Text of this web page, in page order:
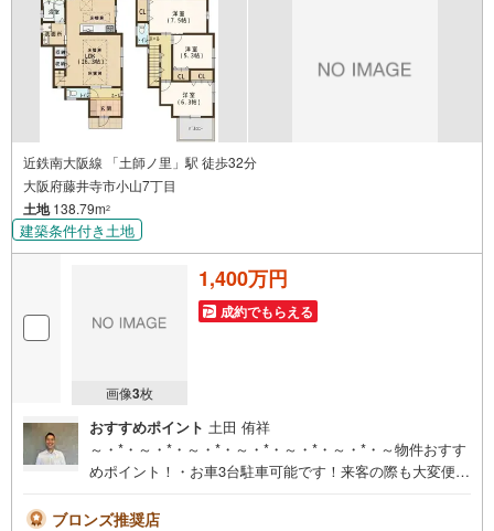
近鉄南大阪線 「土師ノ里」駅 徒歩32分
大阪府藤井寺市小山7丁目
土地138.79m2
建築条件付き土地
画像3枚
1,400万円
成約でもらえる
おすすめポイント 土田 侑祥
～・*・～・*・～・*・～・*・～・*・～・*・～物件おすす
めポイント！・お車3台駐車可能です！来客の際も大変便利
すので快適にお過ごしいただけます！・各居室収納を備え
ブロンズ推奨店